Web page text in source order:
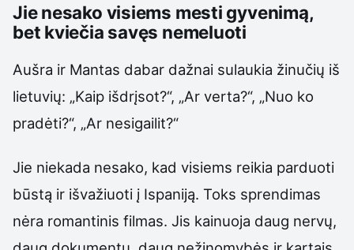
Jie nesako visiems mesti gyvenimą,
bet kviečia savęs nemeluoti
Aušra ir Mantas dabar dažnai sulaukia žinučių iš
lietuvių: „Kaip išdrįsot?“, „Ar verta?“, „Nuo ko
pradėti?“, „Ar nesigailit?“
Jie niekada nesako, kad visiems reikia parduoti
būstą ir išvažiuoti į Ispaniją. Toks sprendimas
nėra romantinis filmas. Jis kainuoja daug nervų,